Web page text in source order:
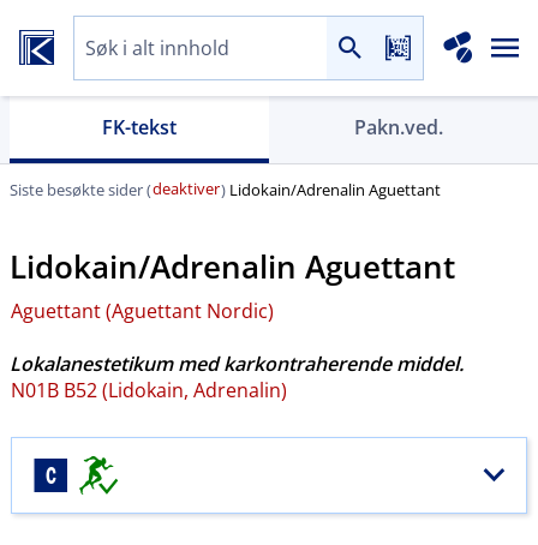
FK-tekst Pakn.ved.
Siste besøkte sider (deaktiver) Lidokain​/​Adrenalin Aguettant
Lidokain​/​Adrenalin Aguettant
Aguettant (Aguettant Nordic)
Lokalanestetikum med karkontraherende middel.
N01B B52 (Lidokain, Adrenalin)